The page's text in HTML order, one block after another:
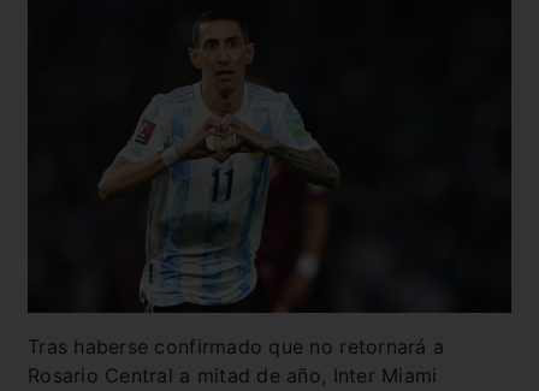
Tras haberse confirmado que no retornará a
Rosario Central a mitad de año, Inter Miami